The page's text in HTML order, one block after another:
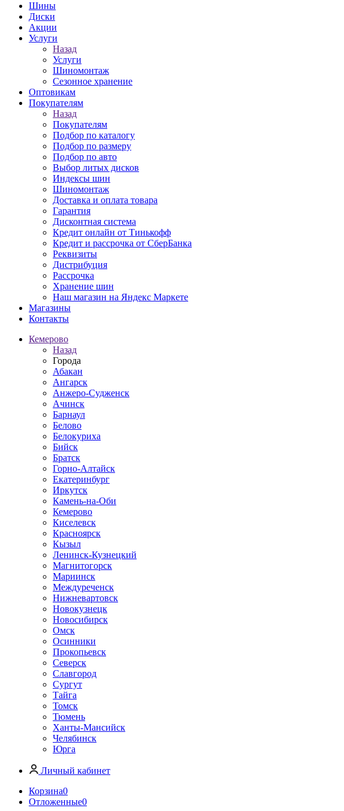
Шины
Диски
Акции
Услуги
Назад
Услуги
Шиномонтаж
Сезонное хранение
Оптовикам
Покупателям
Назад
Покупателям
Подбор по каталогу
Подбор по размеру
Подбор по авто
Выбор литых дисков
Индексы шин
Шиномонтаж
Доставка и оплата товара
Гарантия
Дисконтная система
Кредит онлайн от Тинькофф
Кредит и рассрочка от СберБанка
Реквизиты
Дистрибуция
Рассрочка
Хранение шин
Наш магазин на Яндекс Маркете
Магазины
Контакты
Кемерово
Назад
Города
Абакан
Ангарск
Анжеро-Судженск
Ачинск
Барнаул
Белово
Белокуриха
Бийск
Братск
Горно-Алтайск
Екатеринбург
Иркутск
Камень-на-Оби
Кемерово
Киселевск
Красноярск
Кызыл
Ленинск-Кузнецкий
Магнитогорск
Мариинск
Междуреченск
Нижневартовск
Новокузнецк
Новосибирск
Омск
Осинники
Прокопьевск
Северск
Славгород
Сургут
Тайга
Томск
Тюмень
Ханты-Мансийск
Челябинск
Юрга
Личный кабинет
Корзина0
Отложенные0